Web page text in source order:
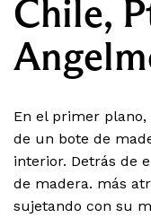
Chile,
En el primer
de un bote de
interior. Detrás de
de madera. más
sujetando con su